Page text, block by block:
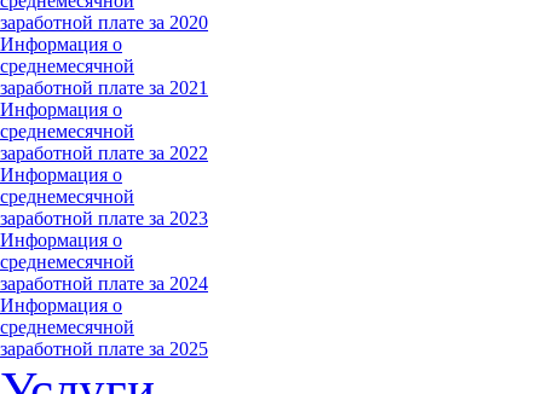
заработной плате за 2020
Информация о
среднемесячной
заработной плате за 2021
Информация о
среднемесячной
заработной плате за 2022
Информация о
среднемесячной
заработной плате за 2023
Информация о
среднемесячной
заработной плате за 2024
Информация о
среднемесячной
заработной плате за 2025